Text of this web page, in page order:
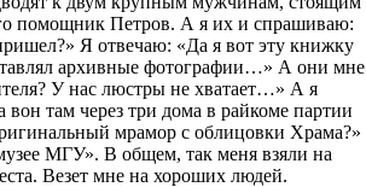
помощник Петров. А я их и спрашиваю:
Я отвечаю: «Да я вот эту книжку
архивные фотографии…» А они мне
У нас люстры не хватает…» А я
там через три дома в райкоме партии
мрамор с облицовки Храма?»
МГУ». В общем, так меня взяли на
Везет мне на хороших людей.